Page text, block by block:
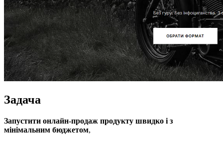
Задача
Запустити онлайн-продаж продукту швидко і з
мінімальним бюджетом,